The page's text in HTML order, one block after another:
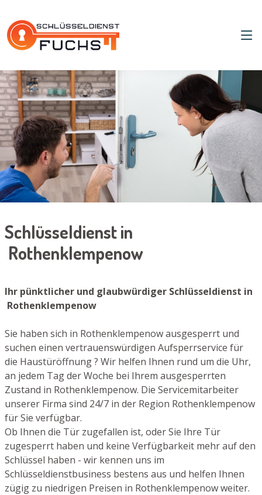
Schlüsseldienst in
Rothenklempenow
Ihr pünktlicher und glaubwürdiger Schlüsseldienst in
Rothenklempenow
Sie haben sich in Rothenklempenow ausgesperrt und
suchen einen vertrauenswürdigen Aufsperrservice für
die Haustüröffnung ? Wir helfen Ihnen rund um die Uhr,
an jedem Tag der Woche bei Ihrem ausgesperrten
Zustand in Rothenklempenow. Die Servicemitarbeiter
unserer Firma sind 24/7 in der Region Rothenklempenow
für Sie verfügbar.
Ob Ihnen die Tür zugefallen ist, oder Sie Ihre Tür
zugesperrt haben und keine Verfügbarkeit mehr auf den
Schlüssel haben - wir kennen uns im
Schlüsseldienstbusiness bestens aus und helfen Ihnen
zügig zu niedrigen Preisen in Rothenklempenow weiter.